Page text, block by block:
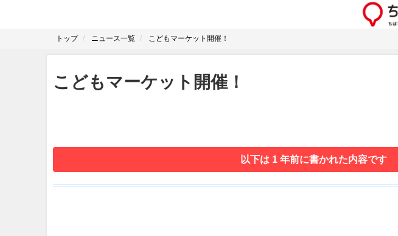
トップ ニュース一覧 こどもマーケット開催！
こどもマーケット開催！
以下は 1 年前に書かれた内容です